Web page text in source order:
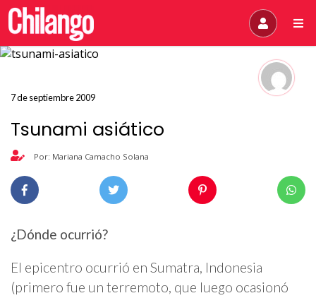
7 de septiembre 2009
Tsunami asiático
Por: Mariana Camacho Solana
¿Dónde ocurrió?
El epicentro ocurrió en Sumatra, Indonesia
(primero fue un terremoto, que luego ocasionó